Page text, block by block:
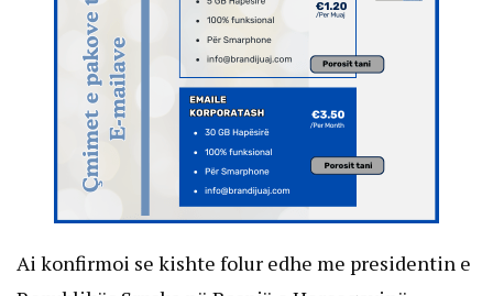
Ai konfirmoi se kishte folur edhe me presidentin e